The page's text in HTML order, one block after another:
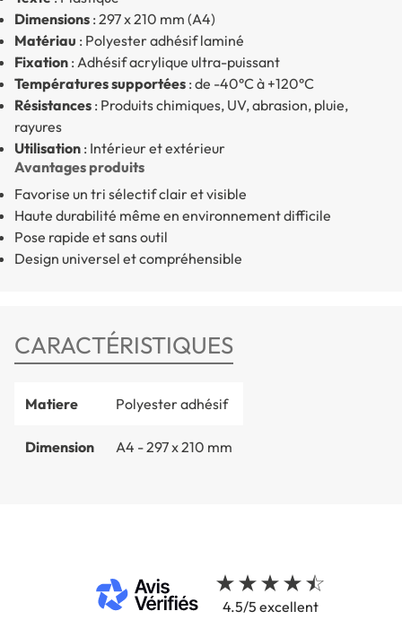
Dimensions : 297 x 210 mm (A4)
Matériau : Polyester adhésif laminé
Fixation : Adhésif acrylique ultra-puissant
Températures supportées : de -40°C à +120°C
Résistances : Produits chimiques, UV, abrasion, pluie,
rayures
Utilisation : Intérieur et extérieur
Avantages produits
Favorise un tri sélectif clair et visible
Haute durabilité même en environnement difficile
Pose rapide et sans outil
Design universel et compréhensible
CARACTÉRISTIQUES
Matiere Polyester adhésif
Dimension A4 - 297 x 210 mm
4.5/5 excellent